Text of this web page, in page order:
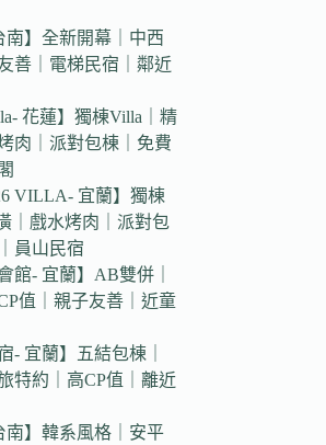
南】全新開幕｜中西
善｜電梯民宿｜鄰近
花蓮】獨棟Villa｜精
肉｜派對包棟｜免費
VILLA- 宜蘭】獨棟
｜戲水烤肉｜派對包
員山民宿
館- 宜蘭】AB雙併｜
值｜親子友善｜近童
- 宜蘭】五結包棟｜
特約｜高CP值｜離近
南】韓系風格｜安平